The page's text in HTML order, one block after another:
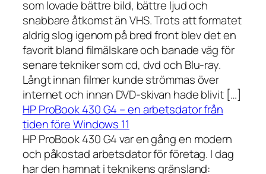
som lovade bättre bild, bättre ljud och
snabbare åtkomst än VHS. Trots att formatet
aldrig slog igenom på bred front blev det en
favorit bland filmälskare och banade väg för
senare tekniker som cd, dvd och Blu-ray.
Långt innan filmer kunde strömmas över
internet och innan DVD-skivan hade blivit […]
HP ProBook 430 G4 – en arbetsdator från
tiden före Windows 11
HP ProBook 430 G4 var en gång en modern
och påkostad arbetsdator för företag. I dag
har den hamnat i teknikens gränsland: